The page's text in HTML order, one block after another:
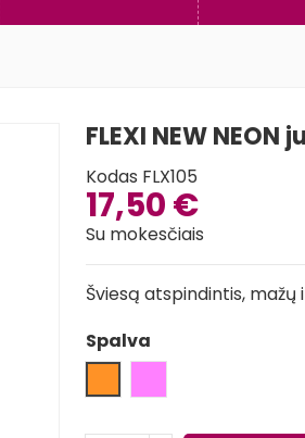
FLEXI NEW
Kodas FLX105
17,50 €
Su mokesčiais
Šviesą atspindintis, mažų
Spalva